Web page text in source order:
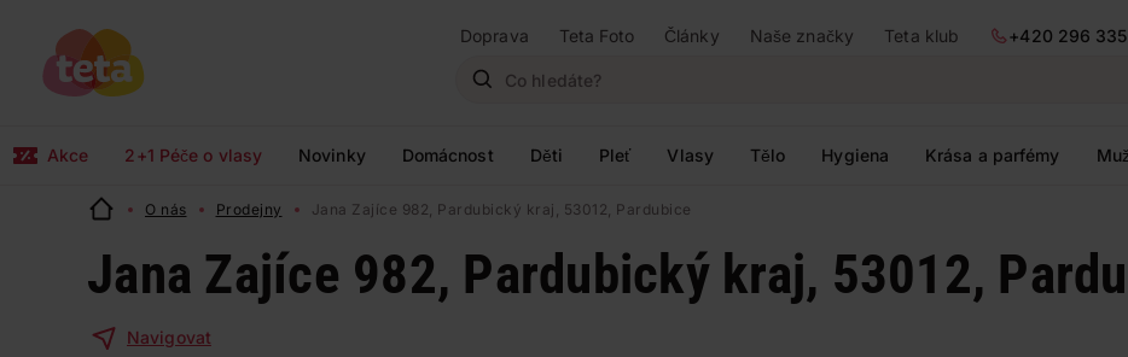
Doprava Teta Foto Články Naše značky Teta klub
+420 296
Akce 2+1 Péče o vlasy Novinky Domácnost Děti Pleť Vlasy Tělo Hygiena Krása a parfémy
O nás Prodejny Jana Zajíce 982, Pardubický kraj, 53012, Pardubice
Jana Zajíce 982, Pardubický kraj, 53012,
Navigovat